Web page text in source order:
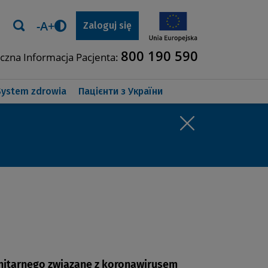
Zastosuj
-A+ Przełącz
tryb
wysokiego
Zaloguj się
Informacja Pacjenta: 800 190 590
leczenia
zdrowia
Пацієнти з України
związane z koronawirusem